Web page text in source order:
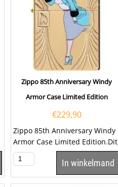
Zippo 85th Anniversary Windy
Armor Case Limited Edition
€229,90
Zippo 85th Anniversary Windy
Armor Case Limited Edition.Dit
is een speciale limited edition
ter ere...
In winkelmand